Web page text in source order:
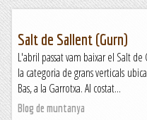
Salt de Sallent (Gurn)
L'abril passat vam baixar el Salt
la categoria de grans verticals
Bas, a la Garrotxa. Al costat...
Blog de muntanya